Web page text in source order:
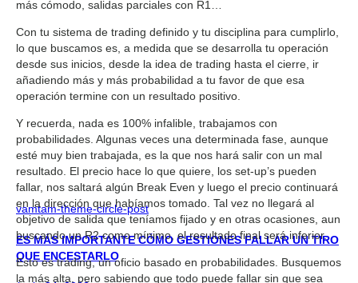
más cómodo, salidas parciales con R1…
Con tu sistema de trading definido y tu disciplina para cumplirlo,
lo que buscamos es, a medida que se desarrolla tu operación
desde sus inicios, desde la idea de trading hasta el cierre, ir
añadiendo más y más probabilidad a tu favor de que esa
operación termine con un resultado positivo.
Y recuerda, nada es 100% infalible, trabajamos con
probabilidades. Algunas veces una determinada fase, aunque
esté muy bien trabajada, es la que nos hará salir con un mal
resultado. El precio hace lo que quiere, los set-up’s pueden
fallar, nos saltará algún Break Even y luego el precio continuará
en la dirección que habíamos tomado. Tal vez no llegará al
objetivo de salida que teníamos fijado y en otras ocasiones, aun
buscando un R2 como mínimo, el resultado final será inferior.
Esto es trading, un oficio basado en probabilidades. Busquemos
la más alta, pero sabiendo que todo puede fallar sin que sea
vamtam-theme-circle-post
ES MÁS IMPORTANTE CÓMO GESTIONES FALLAR UN TIRO
QUE ENCESTARLO